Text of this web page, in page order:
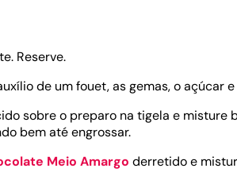
Reserve.
de um fouet, as gemas, o açúcar
sobre o preparo na tigela e
bem até engrossar.
Meio Amargo derretido e